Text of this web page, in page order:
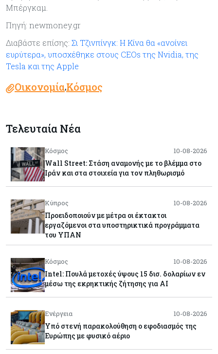
Μπέργκαμ.
Πηγή: newmoney.gr
Διαβάστε επίσης: Σι Τζινπίνγκ: Η Κίνα θα «ανοίνει
ευρύτερα», υποσχέθηκε στους CEOs της Nvidia, της
Tesla και της Apple
Οικονομία,Κόσμος
Τελευταία Νέα
Κόσμος 10-08-2026
Wall Street: Στάση αναμονής με το βλέμμα στο
Ιράν και στα στοιχεία για τον πληθωρισμό
Κύπρος 10-08-2026
Προειδοποιούν με μέτρα οι έκτακτοι
εργαζόμενοι στα υποστηρικτικά προγράμματα
του ΥΠΑΝ
Κόσμος 10-08-2026
Intel: Πουλά μετοχές ύψους 15 δισ. δολαρίων εν
μέσω της εκρηκτικής ζήτησης για AI
Ενέργεια 10-08-2026
Υπό στενή παρακολούθηση ο εφοδιασμός της
Ευρώπης με φυσικό αέριο